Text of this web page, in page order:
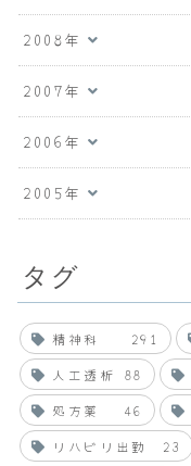
2008年
2007年
2006年
2005年
タグ
精神科 291
人工透析
88
処方薬
46
リハビリ出勤
23